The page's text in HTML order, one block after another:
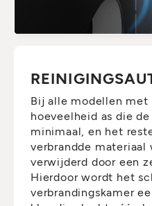
Bij alle modellen
hoeveelheid as die
minimaal, en het
verbrandde
verwijderd door een
Hierdoor wordt het
verbrandingskamer